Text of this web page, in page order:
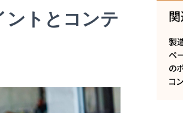
ントとコンテ
製
ペ
の
コ